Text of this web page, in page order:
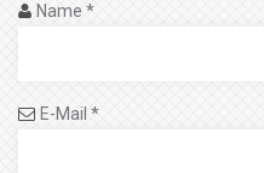
Name *
E-Mail *